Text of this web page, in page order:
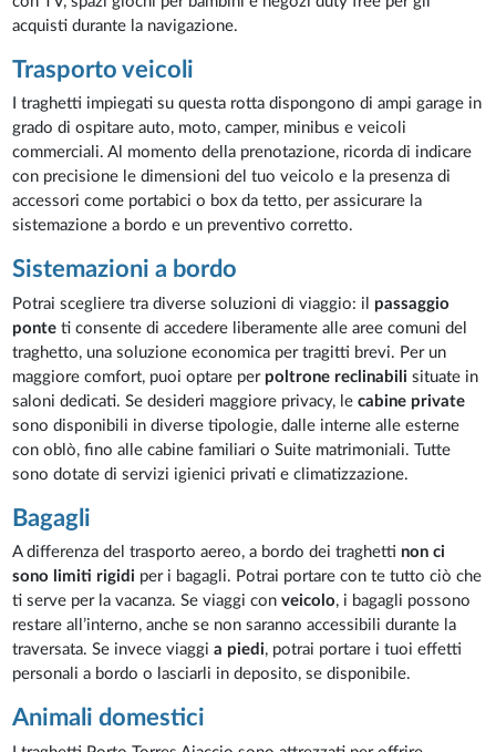
acquisti durante la navigazione.
Trasporto veicoli
I traghetti impiegati su questa rotta dispongono di ampi garage in
grado di ospitare auto, moto, camper, minibus e veicoli
commerciali. Al momento della prenotazione, ricorda di indicare
con precisione le dimensioni del tuo veicolo e la presenza di
accessori come portabici o box da tetto, per assicurare la
sistemazione a bordo e un preventivo corretto.
Sistemazioni a bordo
Potrai scegliere tra diverse soluzioni di viaggio: il passaggio
ponte ti consente di accedere liberamente alle aree comuni del
traghetto, una soluzione economica per tragitti brevi. Per un
maggiore comfort, puoi optare per poltrone reclinabili situate in
saloni dedicati. Se desideri maggiore privacy, lecabine private
sono disponibili in diverse tipologie, dalle interne alle esterne
con oblò, fino alle cabine familiari o Suite matrimoniali. Tutte
sono dotate di servizi igienici privati e climatizzazione.
Bagagli
A differenza del trasporto aereo, a bordo dei traghetti non ci
sono limiti rigidi per i bagagli. Potrai portare con te tutto ciò che
ti serve per la vacanza. Se viaggi conveicolo, i bagagli possono
restare all’interno, anche se non saranno accessibili durante la
traversata. Se invece viaggia piedi, potrai portare i tuoi effetti
personali a bordo o lasciarli in deposito, se disponibile.
Animali domestici